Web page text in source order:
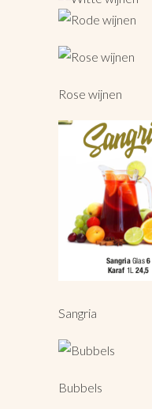
Rose wijnen
Sangria
Bubbels